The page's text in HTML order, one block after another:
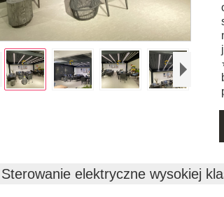
Sterowanie elektryczne wysokiej